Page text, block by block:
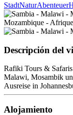
StadtNaturAbenteuer
Descripción del
Rafiki Tours &
Malawi, Mosambik
Ausreise in
Alojamiento